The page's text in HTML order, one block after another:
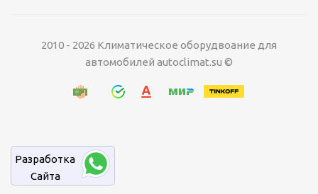
2010 - 2026 Климатическое оборудвоание для
автомобилей autoclimat.su ©
Разработка
Cайта